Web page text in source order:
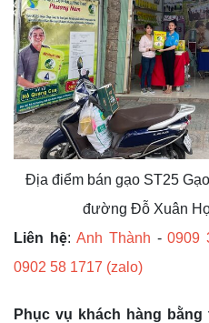
Địa điểm bán gạo ST25
đường Đỗ Xuân
Liên hệ: Anh Thành -0909
0902 58 1717 (zalo)
Phục vụ khách hàng